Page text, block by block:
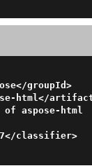
groupId>
html</
of aspose-html
classifier>